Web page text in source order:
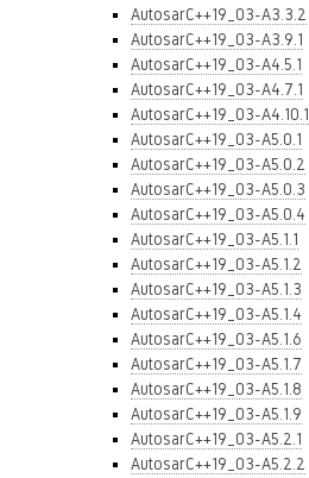
AutosarC++19_03-A3.3.2
AutosarC++19_03-A3.9.1
AutosarC++19_03-A4.5.1
AutosarC++19_03-A4.7.1
AutosarC++19_03-A4.10.1
AutosarC++19_03-A5.0.1
AutosarC++19_03-A5.0.2
AutosarC++19_03-A5.0.3
AutosarC++19_03-A5.0.4
AutosarC++19_03-A5.1.1
AutosarC++19_03-A5.1.2
AutosarC++19_03-A5.1.3
AutosarC++19_03-A5.1.4
AutosarC++19_03-A5.1.6
AutosarC++19_03-A5.1.7
AutosarC++19_03-A5.1.8
AutosarC++19_03-A5.1.9
AutosarC++19_03-A5.2.1
AutosarC++19_03-A5.2.2